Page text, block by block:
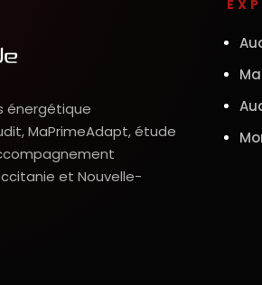
énergétique
MaPrimeAdapt, étude
et Nouvelle-